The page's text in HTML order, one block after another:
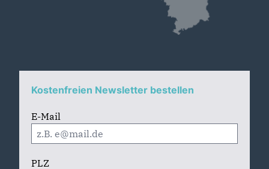
Kostenfreien Newsletter bestellen
E-Mail
PLZ